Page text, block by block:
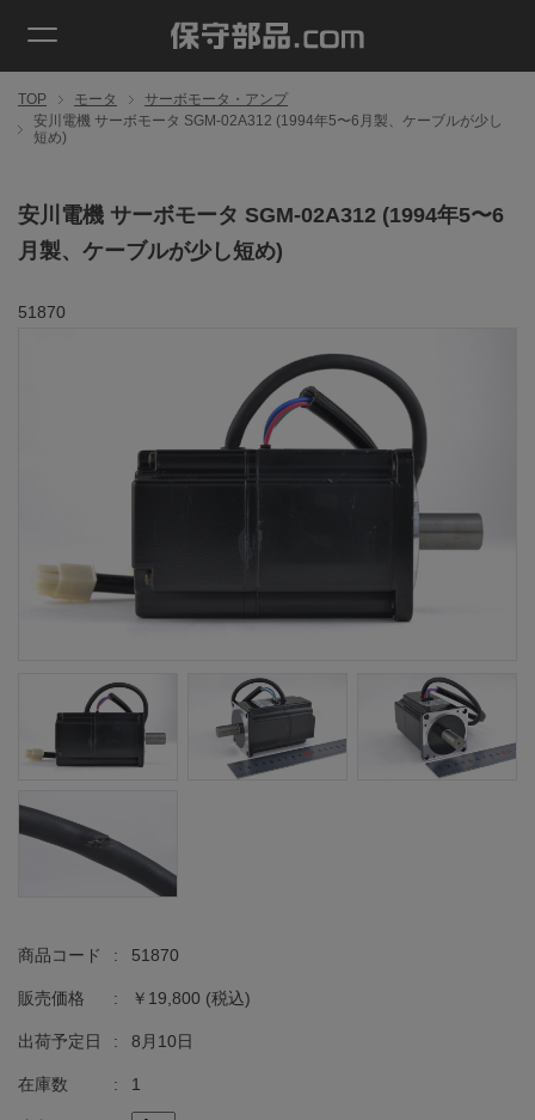
TOP モータ
サーボモータ・アンプ
安川電機 サーボモータ SGM-02A312 (1994年5〜6月製、ケーブルが少し
短め)
安川電機 サーボモータ SGM-02A312 (1994年5〜6
月製、ケーブルが少し短め)
51870
商品コード : 51870
販売価格 : ￥19,800 (税込)
出荷予定日 : 8月10日
在庫数 : 1